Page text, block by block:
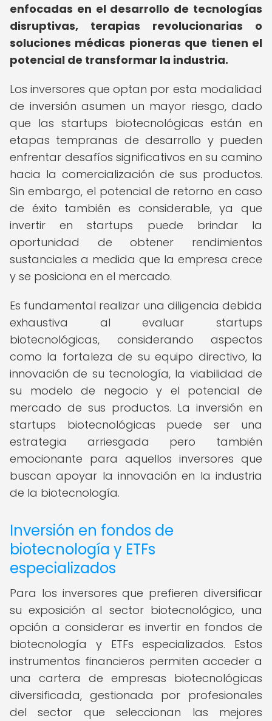
enfocadas en el desarrollo de tecnologías
disruptivas, terapias revolucionarias o
soluciones médicas pioneras que tienen el
potencial de transformar la industria.
Los inversores que optan por esta modalidad
de inversión asumen un mayor riesgo, dado
que las startups biotecnológicas están en
etapas tempranas de desarrollo y pueden
enfrentar desafíos significativos en su camino
hacia la comercialización de sus productos.
Sin embargo, el potencial de retorno en caso
de éxito también es considerable, ya que
invertir en startups puede brindar la
oportunidad de obtener rendimientos
sustanciales a medida que la empresa crece
y se posiciona en el mercado.
Es fundamental realizar una diligencia debida
exhaustiva al evaluar startups
biotecnológicas, considerando aspectos
como la fortaleza de su equipo directivo, la
innovación de su tecnología, la viabilidad de
su modelo de negocio y el potencial de
mercado de sus productos. La inversión en
startups biotecnológicas puede ser una
estrategia arriesgada pero también
emocionante para aquellos inversores que
buscan apoyar la innovación en la industria
de la biotecnología.
Inversión en fondos de
biotecnología y ETFs
especializados
Para los inversores que prefieren diversificar
su exposición al sector biotecnológico, una
opción a considerar es invertir en fondos de
biotecnología y ETFs especializados. Estos
instrumentos financieros permiten acceder a
una cartera de empresas biotecnológicas
diversificada, gestionada por profesionales
del sector que seleccionan las mejores